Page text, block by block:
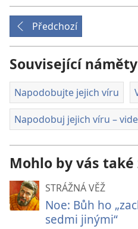
Předchozí
Související náměty
Napodobujte jejich víru
Napodobuj jejich víru –
Mohlo by vás
STRÁŽNÁ VĚŽ
Noe: Bůh ho
sedmi jinými“